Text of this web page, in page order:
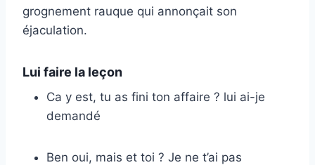
grognement rauque qui annonçait son
éjaculation.
Lui faire la leçon
Ca y est, tu as fini ton affaire ? lui ai-je
demandé
Ben oui, mais et toi ? Je ne t’ai pas